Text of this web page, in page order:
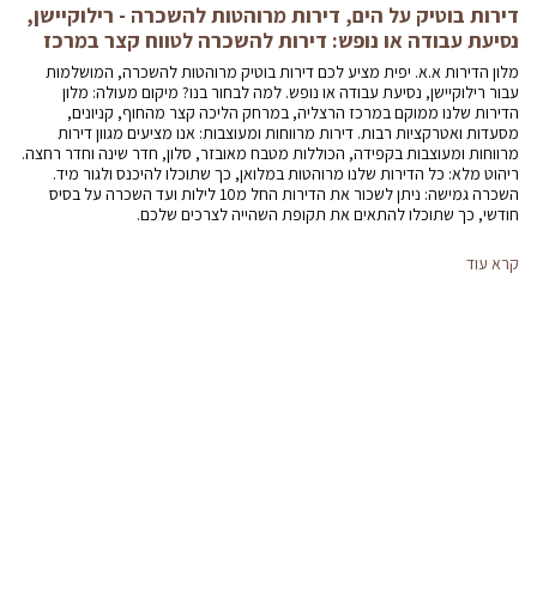
דירות בוטיק על הים, דירות מרוהטות להשכרה - רילוקיישן,
נסיעת עבודה או נופש: דירות להשכרה לטווח קצר במרכז
מלון הדירות א.א. יפית מציע לכם דירות בוטיק מרוהטות להשכרה, המושלמות
עבור רילוקיישן, נסיעת עבודה או נופש. למה לבחור בנו? מיקום מעולה: מלון
הדירות שלנו ממוקם במרכז הרצליה, במרחק הליכה קצר מהחוף, קניונים,
מסעדות ואטרקציות רבות. דירות מרווחות ומעוצבות: אנו מציעים מגוון דירות
מרווחות ומעוצבות בקפידה, הכוללות מטבח מאובזר, סלון, חדר שינה וחדר רחצה.
ריהוט מלא: כל הדירות שלנו מרוהטות במלואן, כך שתוכלו להיכנס ולגור מיד.
השכרה גמישה: ניתן לשכור את הדירות החל מ10 לילות ועד השכרה על בסיס
חודשי, כך שתוכלו להתאים את תקופת השהייה לצרכים שלכם.
קרא עוד